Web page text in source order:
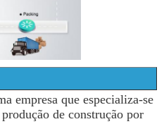
empresa que especializa-se
de construção por